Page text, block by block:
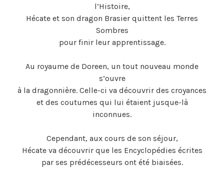
l’Histoire,
Hécate et son dragon Brasier quittent les Terres
Sombres
pour finir leur apprentissage.
Au royaume de Doreen, un tout nouveau monde
s’ouvre
à la dragonnière. Celle-ci va découvrir des croyances
et des coutumes qui lui étaient jusque-là
inconnues.
Cependant, aux cours de son séjour,
Hécate va découvrir que les Encyclopédies écrites
par ses prédécesseurs ont été biaisées.